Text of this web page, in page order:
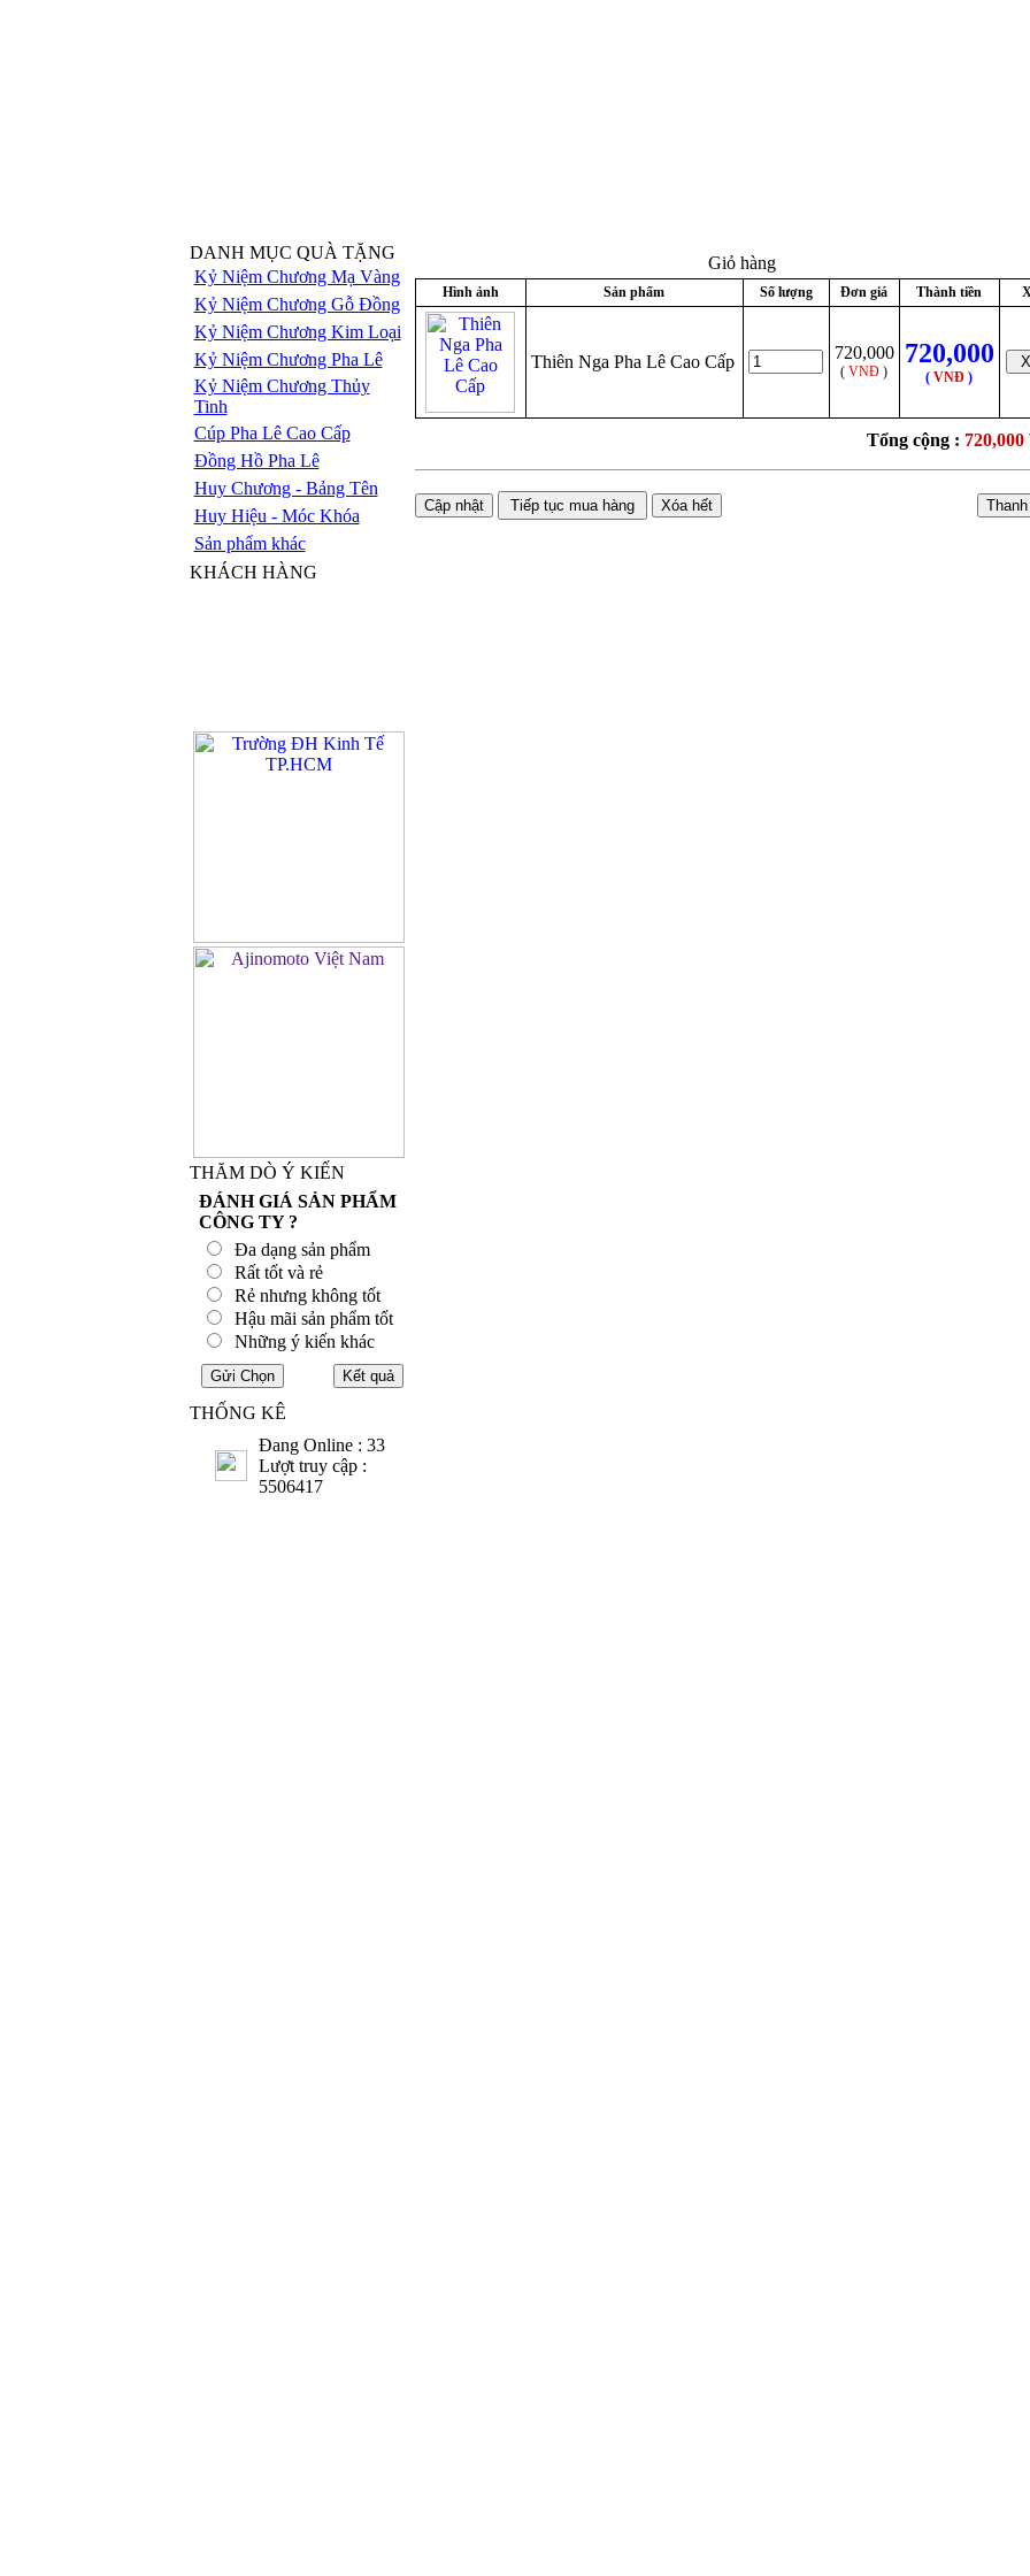
DANH MỤC QUÀ TẶNG
Kỷ Niệm Chương Mạ Vàng
Kỷ Niệm Chương Gỗ Đồng
Kỷ Niệm Chương Kim Loại
Kỷ Niệm Chương Pha Lê
Kỷ Niệm Chương Thủy
Tinh
Cúp Pha Lê Cao Cấp
Đồng Hồ Pha Lê
Huy Chương - Bảng Tên
Huy Hiệu - Móc Khóa
Sản phẩm khác
KHÁCH HÀNG
THĂM DÒ Ý KIẾN
ĐÁNH GIÁ SẢN PHẨM
CÔNG TY ?
Đa dạng sản phẩm
Rất tốt và rẻ
Rẻ nhưng không tốt
Hậu mãi sản phẩm tốt
Những ý kiến khác
THỐNG KÊ
Đang Online : 33
Lượt truy cập :
5506417
Giỏ hàng
Hình ảnh Sản phẩm Số lượng Đơn giá Thành tiền
Thiên Nga Pha Lê Cao Cấp 720,000
( VNĐ )
720,000
( VNĐ )
Tổng cộng : 720,000